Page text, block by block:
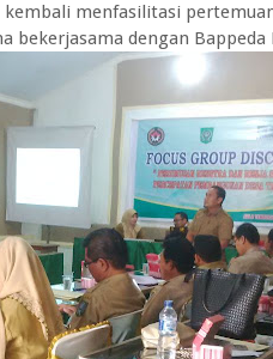
menfasilitasi
bekerjasama dengan Bappeda